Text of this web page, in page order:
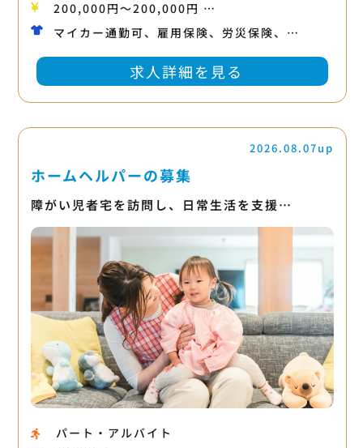
200,000円〜200,000円 …
マイカー通勤可、雇用保険、労災保険、…
求人詳細を見る
2026.08.07up
ホームヘルパーの募集
障がい児者宅を訪問し、日常生活を支援…
パート・アルバイト